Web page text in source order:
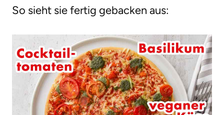
So sieht sie fertig gebacken aus: